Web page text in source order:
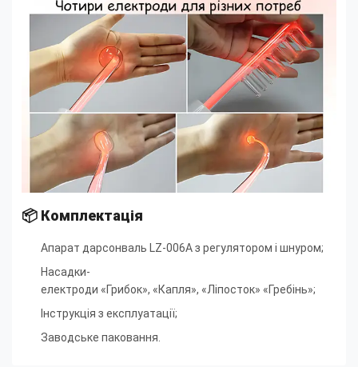
📦 Комплектація
Апарат дарсонваль LZ-006A з регулятором і шнуром;
Насадки-
електроди «Грибок», «Капля», «Ліпосток» «Гребінь»;
Інструкція з експлуатації;
Заводське паковання.